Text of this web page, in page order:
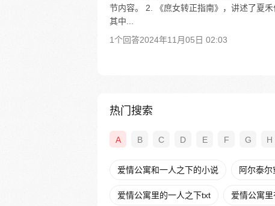
节内容。 2. 《庶女转正指南》，讲述了夏
其中...
1个回答2024年11月05日 02:03
热门搜索
A B C D E F G H
爱情公寓和一人之下的小说 阿尔泰
爱情公寓里的一人之下txt 爱情公寓